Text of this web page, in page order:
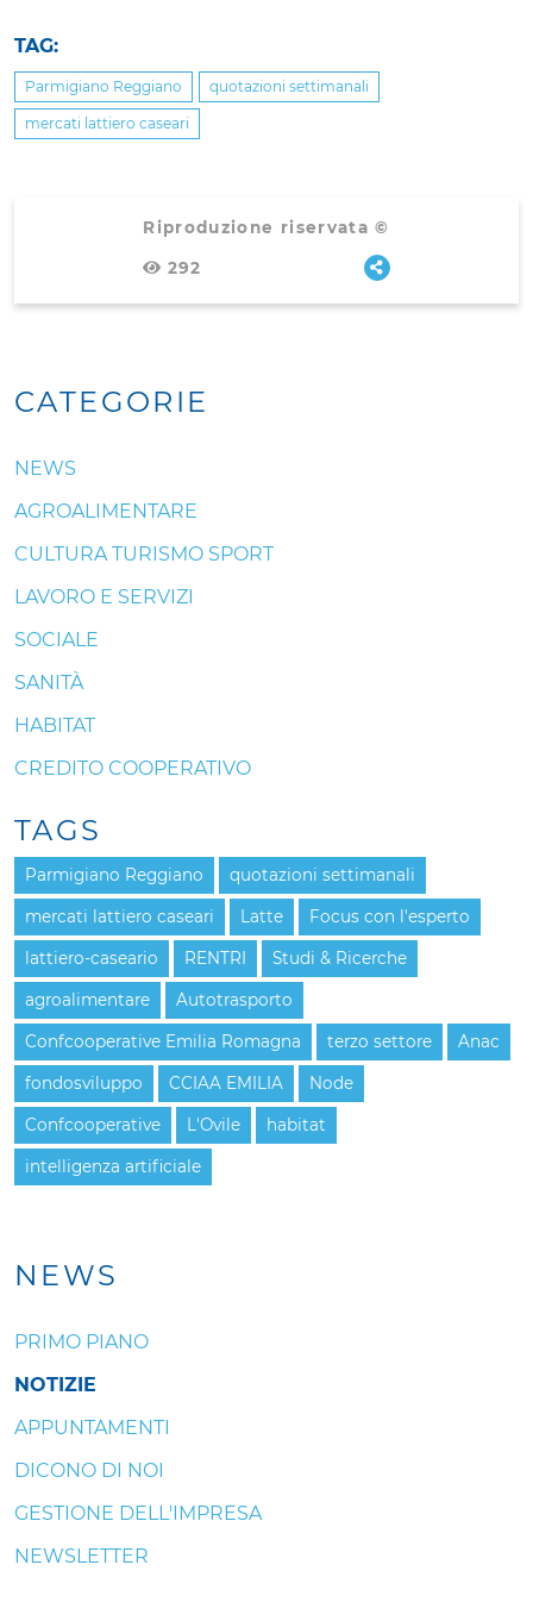
TAG:
Parmigiano Reggiano quotazioni settimanali
mercati lattiero caseari
Riproduzione riservata ©
292
NEWS
PRIMO PIANO
NOTIZIE
APPUNTAMENTI
DICONO DI NOI
GESTIONE DELL'IMPRESA
NEWSLETTER
CATEGORIE
NEWS
AGROALIMENTARE
CULTURA TURISMO SPORT
LAVORO E SERVIZI
SOCIALE
SANITÀ
HABITAT
CREDITO COOPERATIVO
TAGS
Parmigiano Reggiano quotazioni settimanali
mercati lattiero caseari Latte Focus con l'esperto
lattiero-caseario RENTRI Studi & Ricerche
agroalimentare Autotrasporto
Confcooperative Emilia Romagna terzo settore Anac
fondosviluppo CCIAA EMILIA Node
Confcooperative L'Ovile habitat
intelligenza artificiale